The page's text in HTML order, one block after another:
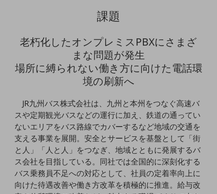
タフネススマートフォン
データ通信製品
5G対応ホームルーター
通信モジュール製品
衛星携帯電話
IOT完了済みメーカーブランド製品
料金
料金TOP
ドコモBiz データ無制限 ドコモ MAX ドコモ mini ドコモBiz かけ放題
課題
老朽化したオンプレミスPBXにさまざ
まな問題が発生
場所に縛られない働き方に向けた電話環
境の刷新へ
JR九州バス株式会社は、九州と本州をつなぐ高速バ
スや定期観光バスなどの運行に加え、鉄道の通ってい
ないエリアをバス路線でカバーするなど地域の交通を
支える事業を展開。安全とサービスを基盤として「街
と人」「人と人」をつなぎ、地域とともに発展するバ
ス会社を目指している。同社では全国的に深刻化する
バス乗務員不足への対応として、社員の定着率向上に
向けた待遇改善や働き方改革を積極的に推進。給与改